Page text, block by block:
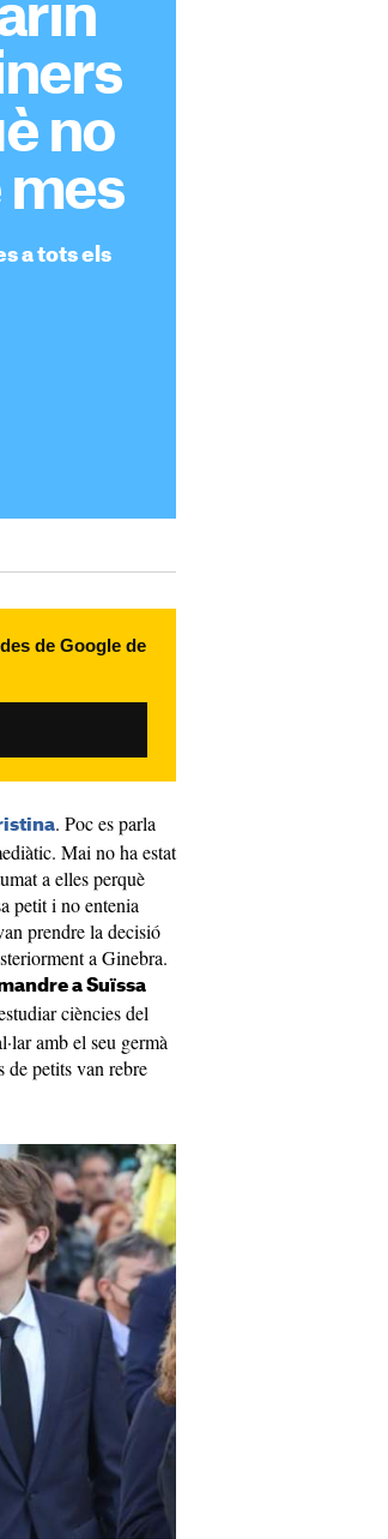
no
mes
a tots els
de Google de
. Poc es parla
Mai no ha estat
a elles perquè
petit i no entenia
prendre la decisió
a Ginebra.
a Suïssa
ciències del
amb el seu germà
de petits van rebre